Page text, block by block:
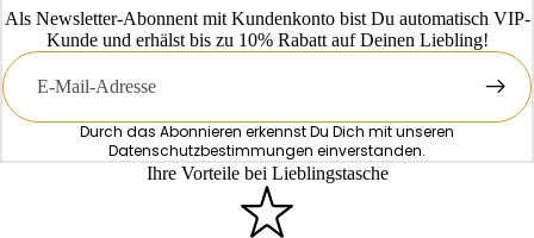
Als Newsletter-Abonnent mit Kundenkonto bist Du automatisch VIP-
Kunde und erhälst bis zu 10% Rabatt auf Deinen Liebling!
E-
Mail
Durch das Abonnieren erkennst Du Dich mit unseren
Datenschutzbestimmungen einverstanden.
Ihre Vorteile bei Lieblingstasche